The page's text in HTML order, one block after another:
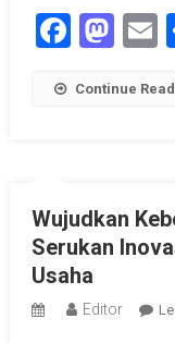
Continue
Wujudkan
Serukan
Usaha
Editor